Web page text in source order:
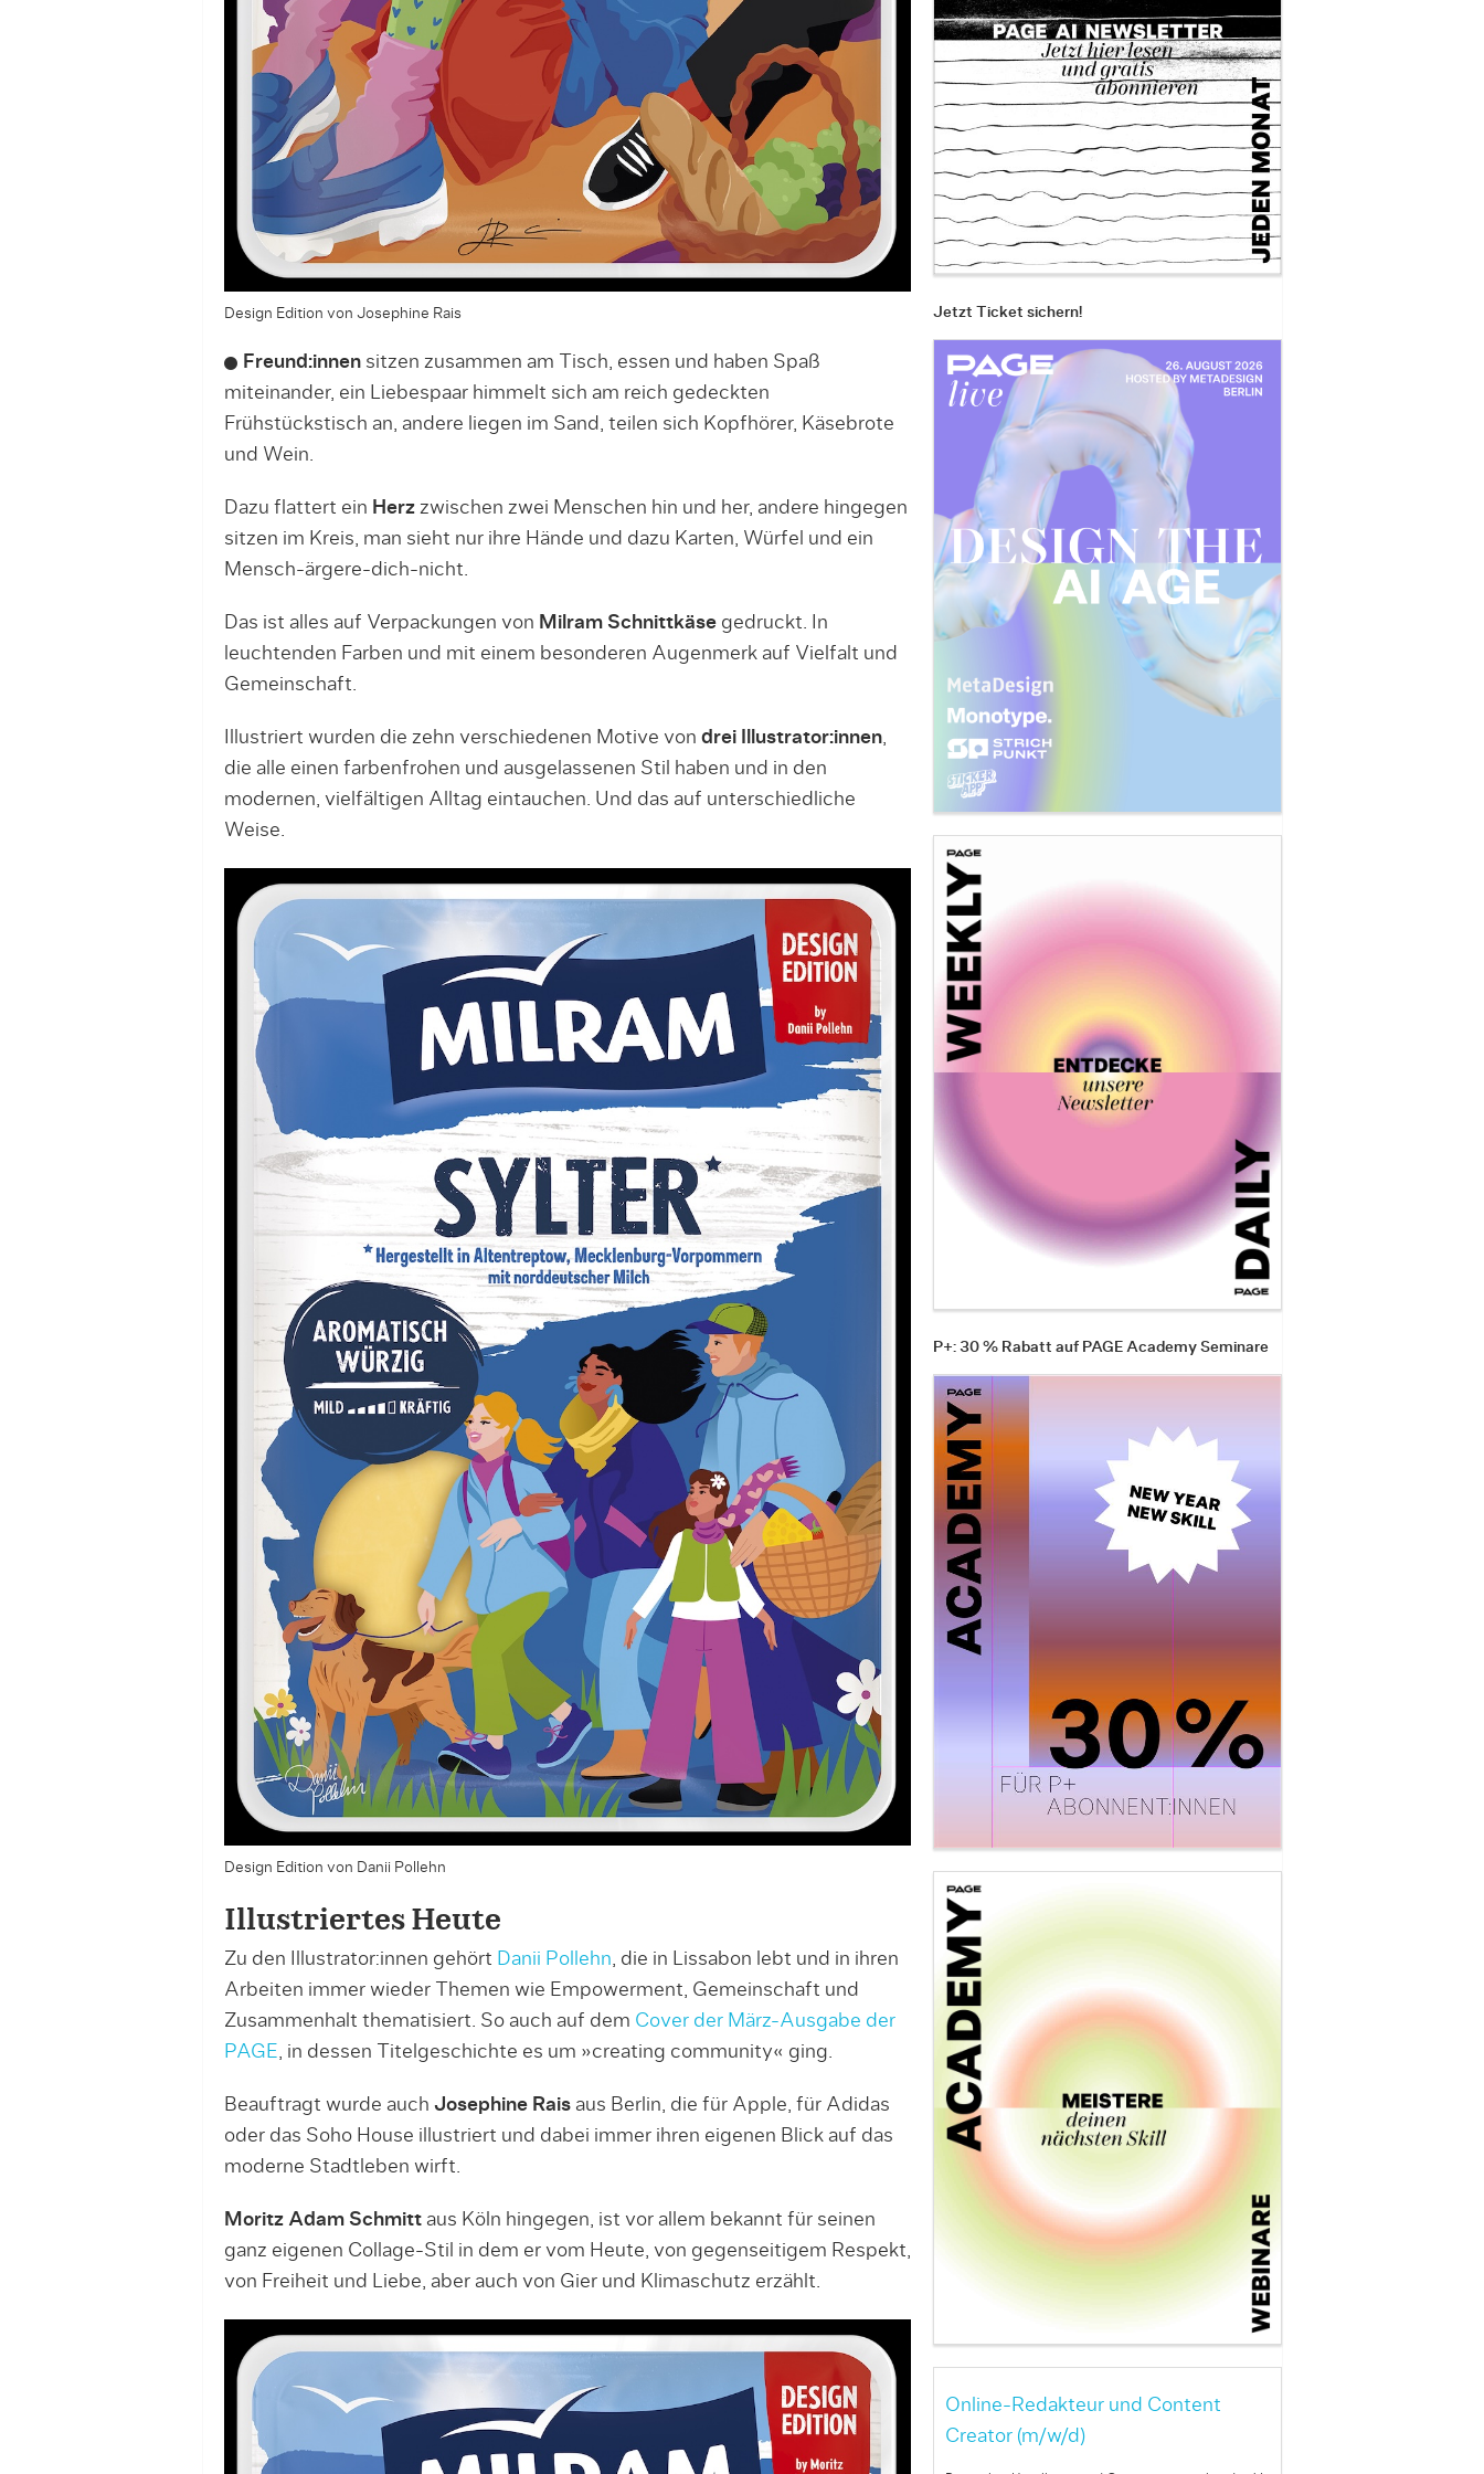
Design Edition von Josephine Rais
Freund:innensitzen zusammen am Tisch, essen und haben Spaß
miteinander, ein Liebespaar himmelt sich am reich gedeckten
Frühstückstisch an, andere liegen im Sand, teilen sich Kopfhörer, Käsebrote
und Wein.
Dazu flattert ein Herzzwischen zwei Menschen hin und her, andere hingegen
sitzen im Kreis, man sieht nur ihre Hände und dazu Karten, Würfel und ein
Mensch-ärgere-dich-nicht.
Das ist alles auf Verpackungen von Milram Schnittkäsegedruckt. In
leuchtenden Farben und mit einem besonderen Augenmerk auf Vielfalt und
Gemeinschaft.
Illustriert wurden die zehn verschiedenen Motive von drei Illustrator:innen,
die alle einen farbenfrohen und ausgelassenen Stil haben und in den
modernen, vielfältigen Alltag eintauchen. Und das auf unterschiedliche
Weise.
Design Edition von Danii Pollehn
Illustriertes Heute
Zu den Illustrator:innen gehört Danii Pollehn, die in Lissabon lebt und in ihren
Arbeiten immer wieder Themen wie Empowerment, Gemeinschaft und
Zusammenhalt thematisiert. So auch auf dem Cover der März-Ausgabe der
PAGE, in dessen Titelgeschichte es um »creating community« ging.
Beauftragt wurde auch Josephine Raisaus Berlin, die für Apple, für Adidas
oder das Soho House illustriert und dabei immer ihren eigenen Blick auf das
moderne Stadtleben wirft.
Moritz Adam Schmittaus Köln hingegen, ist vor allem bekannt für seinen
ganz eigenen Collage-Stil in dem er vom Heute, von gegenseitigem Respekt,
von Freiheit und Liebe, aber auch von Gier und Klimaschutz erzählt.
Jetzt Ticket sichern!
P+: 30 % Rabatt auf PAGE Academy Seminare
Online-Redakteur und Content
Creator (m/w/d)